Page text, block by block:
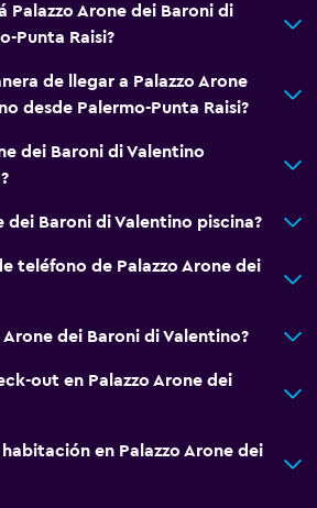
las instalaciones
(cargo adicional)
Palazzo Arone dei Baroni di
Punta Raisi?
de llegar a Palazzo Arone
desde Palermo-Punta Raisi?
dei Baroni di Valentino
dei Baroni di Valentino piscina?
teléfono de Palazzo Arone dei
Arone dei Baroni di Valentino?
out en Palazzo Arone dei
en Palazzo Arone dei